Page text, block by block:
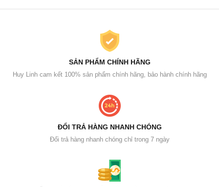
SẢN PHẨM CHÍNH HÃNG
Huy Linh cam kết 100% sản phẩm chính hãng, bảo hành chính hãng
ĐỔI TRẢ HÀNG NHANH CHÓNG
Đổi trả hàng nhanh chóng chỉ trong 7 ngày